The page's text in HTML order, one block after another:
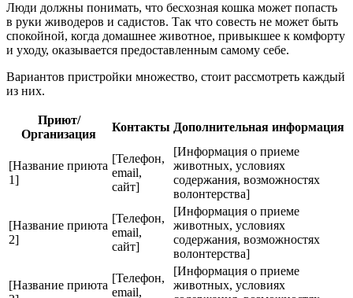
Люди должны понимать, что бесхозная кошка может попасть
в руки живодеров и садистов. Так что совесть не может быть
спокойной, когда домашнее животное, привыкшее к комфорту
и уходу, оказывается предоставленным самому себе.
Вариантов пристройки множество, стоит рассмотреть каждый
из них.
Приют/
Организация
Контакты Дополнительная информация
[Название приюта
1]
[Телефон,
email,
сайт]
[Информация о приеме
животных, условиях
содержания, возможностях
волонтерства]
[Название приюта
2]
[Телефон,
email,
сайт]
[Информация о приеме
животных, условиях
содержания, возможностях
волонтерства]
[Название приюта
[Телефон,
email,
[Информация о приеме
животных, условиях